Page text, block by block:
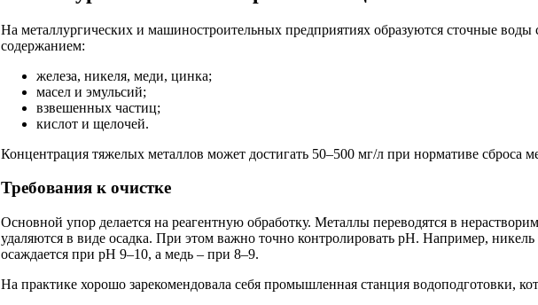
На металлургических и машиностроительных предприятиях образуются сточные воды
содержанием:
железа, никеля, меди, цинка;
масел и эмульсий;
взвешенных частиц;
кислот и щелочей.
Концентрация тяжелых металлов может достигать 50–500 мг/л при нормативе сброса
Требования к очистке
Основной упор делается на реагентную обработку. Металлы переводятся в
удаляются в виде осадка. При этом важно точно контролировать pH. Например,
осаждается при pH 9–10, а медь – при 8–9.
На практике хорошо зарекомендовала себя промышленная станция водоподготовки,